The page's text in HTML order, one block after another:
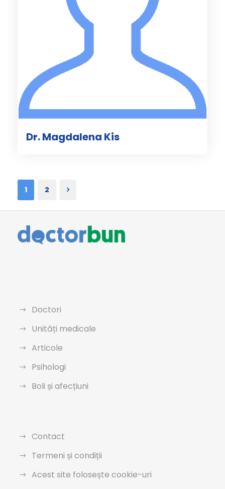
Dr. Magdalena Kis
1 2
Doctori
Unități medicale
Articole
Psihologi
Boli și afecțiuni
Contact
Termeni și condiții
Acest site folosește cookie-uri